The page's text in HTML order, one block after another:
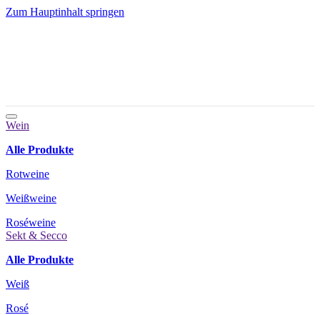
Zum Hauptinhalt springen
Wein
Alle Produkte
Rotweine
Weißweine
Roséweine
Sekt & Secco
Alle Produkte
Weiß
Rosé